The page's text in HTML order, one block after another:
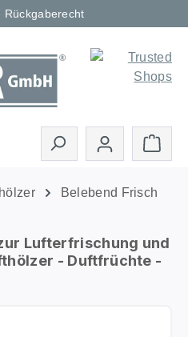
Rückgaberecht
Belebend Frisch
Lufterfrischung und
- Duftfrüchte -